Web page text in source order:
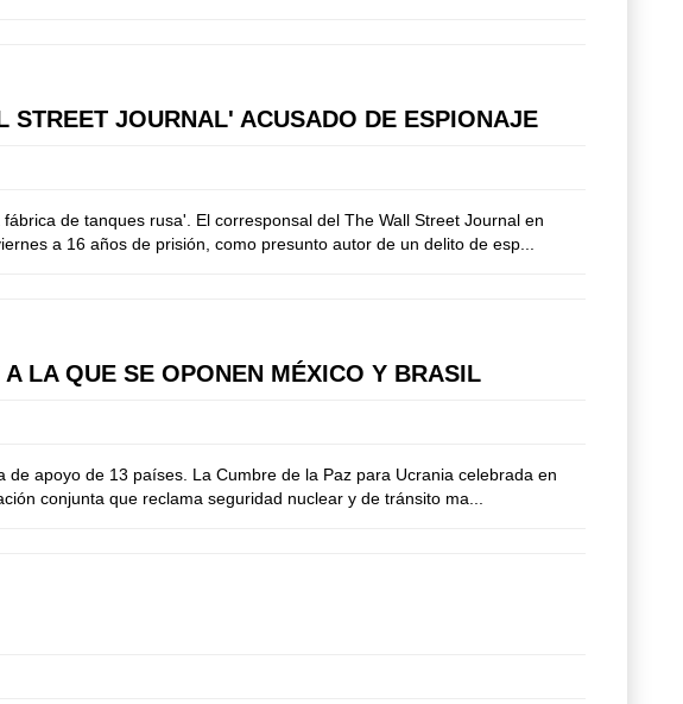
STREET JOURNAL' ACUSADO DE ESPIONAJE
de tanques rusa'. El corresponsal del The Wall Street Journal en
a 16 años de prisión, como presunto autor de un delito de esp...
LA QUE SE OPONEN MÉXICO Y BRASIL
apoyo de 13 países. La Cumbre de la Paz para Ucrania celebrada en
conjunta que reclama seguridad nuclear y de tránsito ma...